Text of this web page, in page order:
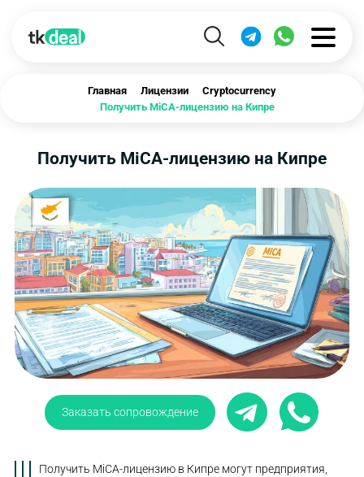
Главная Лицензии
Cryptocurrency
Получить MiCA-лицензию на Кипре
Получить MiCA-лицензию на Кипре
Заказать сопровождение
Получить MiCA-лицензию в Кипре могут предприятия,